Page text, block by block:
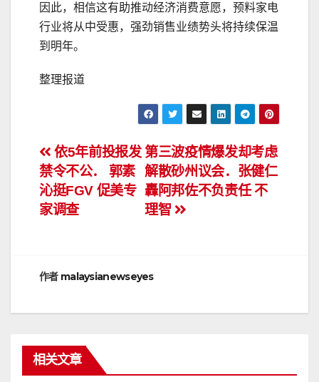
因此，相信这有助推动经济消费意愿，预料家电
行业将从中受惠，强劲销售业绩势头将持续保温
到明年。
整理报道
文
章
导
第三波疫情爆发却考虑
解散砂州议会．张健仁
轟阿邦佐不负责任 不
理智
依5年前投报发
禁令不公． 郭素
沁挺FGV 促美专
家调查
作者 malaysianewseyes
相关文章